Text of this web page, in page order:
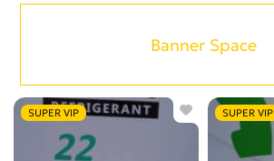
Banner Space
SUPER VIP SUPER VIP